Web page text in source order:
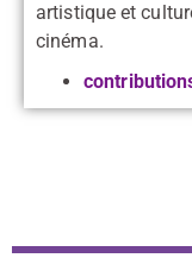
artistique et
cinéma.